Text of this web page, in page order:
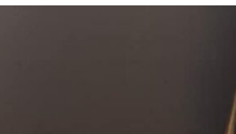
Bez
„Jak nie czytam,
wspólne czytanie w